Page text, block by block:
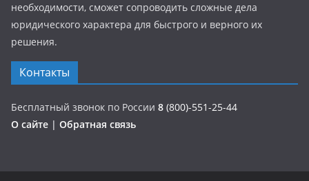
необходимости, сможет сопроводить сложные дела
юридического характера для быстрого и верного их
решения.
Контакты
Бесплатный звонок по России 8 (800)-551-25-44
О сайте | Обратная связь